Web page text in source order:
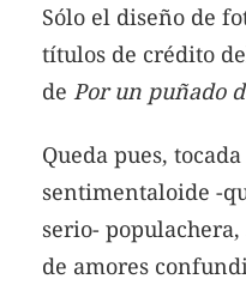
Sólo el diseño de
títulos de crédito
de Por un puñado
Queda pues,
sentimentaloide -
serio-
de amores